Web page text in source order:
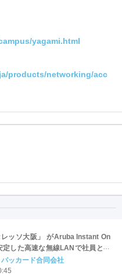
yagami.html
products/networking/acc
ッソ大阪」 がAruba Instant On
定した高速な無線LANで社員と来
ッカード合同会社